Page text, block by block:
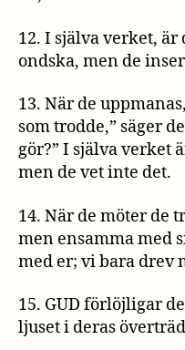
12. I själva verket,
ondska, men de
13. När de
som trodde,” säger
gör?” I själva verket
men de vet inte det.
14. När de möter de
men ensamma med
med er; vi bara drev
15. GUD förlöjligar
ljuset i deras